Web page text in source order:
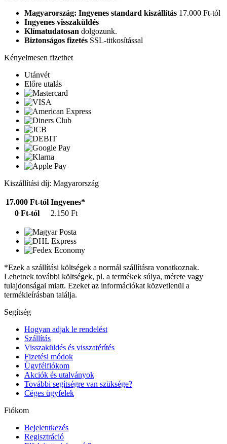
Magyarország: Ingyenes standard kiszállítás 17.000 Ft-tól
Ingyenes visszaküldés
Klímatudatosan dolgozunk.
Biztonságos fizetés SSL-titkosítással
Kényelmesen fizethet
Utánvét
Előre utalás
Kiszállítási díj: Magyarország
17.000 Ft-tól Ingyenes*
0 Ft-tól
2.150 Ft
*Ezek a szállítási költségek a normál szállításra vonatkoznak.
Lehetnek további költségek, pl. a termékek súlya, mérete vagy
tulajdonságai miatt. Ezeket az információkat közvetlenül a
termékleírásban találja.
Segítség
Hogyan adjak le rendelést
Szállítás
Visszaküldés és visszatérítés
Fizetési módok
Ügyfélfiókom
Akciók és utalványok
További segítségre van szüksége?
Céges ügyfelek
Fiókom
Bejelentkezés
Regisztráció